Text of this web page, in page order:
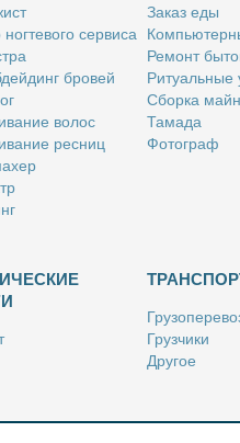
сер­ви­са
бро­вей
во­лос
рес­ниц
За­каз еды
Ре­монт
Ри­ту­аль­ные
Сбор­ка
Та­ма­да
Фо­то­граф
Груз­чи­ки
Дру­гое
Так­си